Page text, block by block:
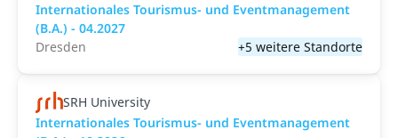
Internationales Tourismus- und Eventmanagement
(B.A.) - 04.2027
Dresden
+5 weitere Standorte
SRH University
Internationales Tourismus- und Eventmanagement